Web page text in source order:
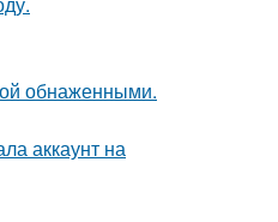
обнаженными.
аккаунт на